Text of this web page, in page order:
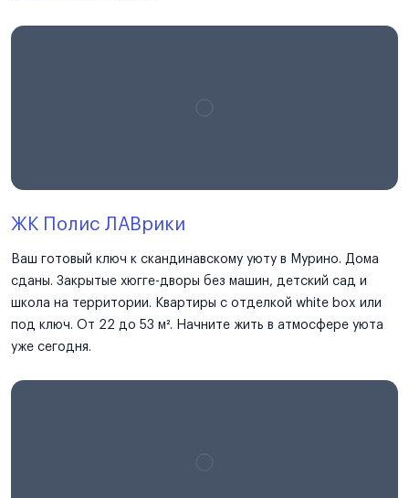
ЖК Полис ЛАВрики
Ваш готовый ключ к скандинавскому уюту в Мурино. Дома
сданы. Закрытые хюгге-дворы без машин, детский сад и
школа на территории. Квартиры с отделкой white box или
под ключ. От 22 до 53 м². Начните жить в атмосфере уюта
уже сегодня.